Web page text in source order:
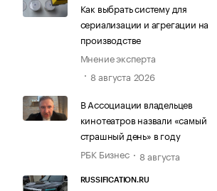
Как выбрать систему для
сериализации и агрегации на
производстве
Мнение эксперта
8 августа 2026
В Ассоциации владельцев
кинотеатров назвали «самый
страшный день» в году
РБК Бизнес
8 августа
RUSSIFICATION.RU